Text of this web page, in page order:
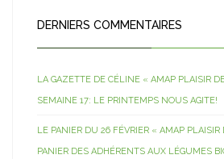
DERNIERS COMMENTAIRES
LA GAZETTE DE CÉLINE « AMAP PLAISIR
SEMAINE 17: LE PRINTEMPS NOUS AGITE!
LE PANIER DU 26 FÉVRIER « AMAP PLAISIR
PANIER DES ADHÉRENTS AUX LÉGUMES